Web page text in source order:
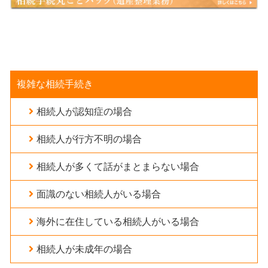
複雑な相続手続き
相続人が認知症の場合
相続人が行方不明の場合
相続人が多くて話がまとまらない場合
面識のない相続人がいる場合
海外に在住している相続人がいる場合
相続人が未成年の場合